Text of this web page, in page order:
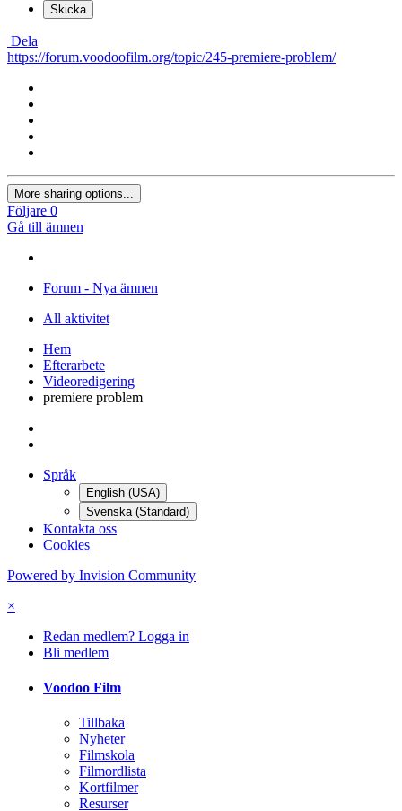
Skicka
Dela
https://forum.voodoofilm.org/topic/245-premiere-problem/
More sharing options...
Följare 0
Gå till ämnen
Forum - Nya ämnen
All aktivitet
Hem
Efterarbete
Videoredigering
premiere problem
Språk
English (USA)
Svenska (Standard)
Kontakta oss
Cookies
Powered by Invision Community
×
Redan medlem? Logga in
Bli medlem
Voodoo Film
Tillbaka
Nyheter
Filmskola
Filmordlista
Kortfilmer
Resurser